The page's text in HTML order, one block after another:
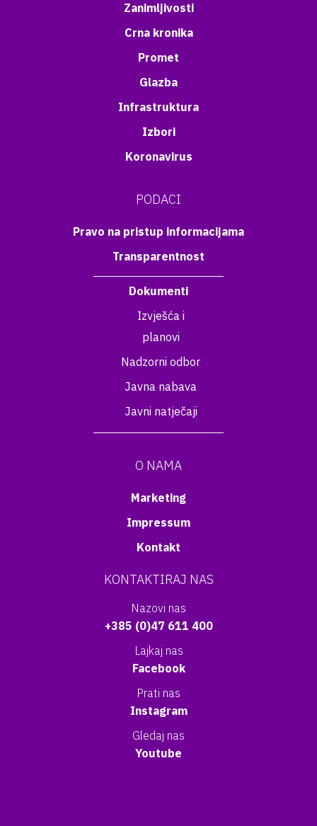
Zanimljivosti
Crna kronika
Promet
Glazba
Infrastruktura
Izbori
Koronavirus
PODACI
Pravo na pristup informacijama
Transparentnost
Dokumenti
Izvješća i
planovi
Nadzorni odbor
Javna nabava
Javni natječaji
O NAMA
Marketing
Impressum
Kontakt
KONTAKTIRAJ NAS
Nazovi nas
+385 (0)47 611 400
Lajkaj nas
Facebook
Prati nas
Instagram
Gledaj nas
Youtube